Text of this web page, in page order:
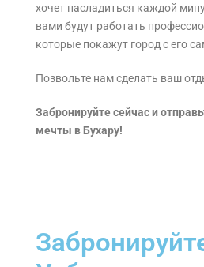
хочет насладиться каждой
вами будут работать
которые покажут город с его
Позвольте нам сделать ваш
Забронируйте сейчас и
мечты в Бухару!